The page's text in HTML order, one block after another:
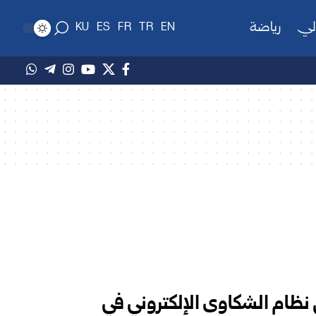
رياضة EN
TR
FR
ES
KU
الشكاوى الإلكتروني في